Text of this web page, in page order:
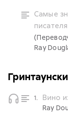
Самые
Ray
1. Вино
Ray